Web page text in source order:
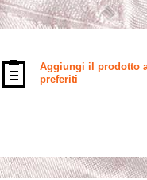
Aggiungi il prodotto
preferiti